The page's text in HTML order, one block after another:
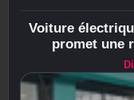
Voiture
promet une